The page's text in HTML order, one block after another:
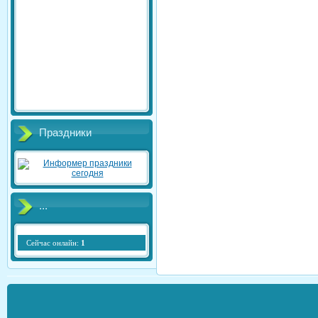
Праздники
...
Сейчас онлайн: 1